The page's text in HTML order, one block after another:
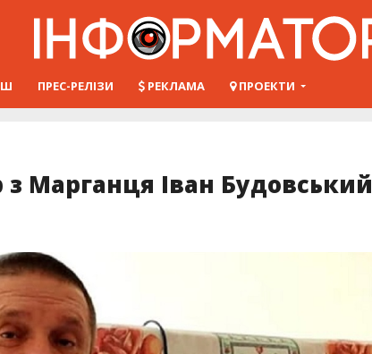
ПРЕС-РЕЛІЗИ РЕКЛАМА ПРОЕКТИ
Марганця Іван Будовський